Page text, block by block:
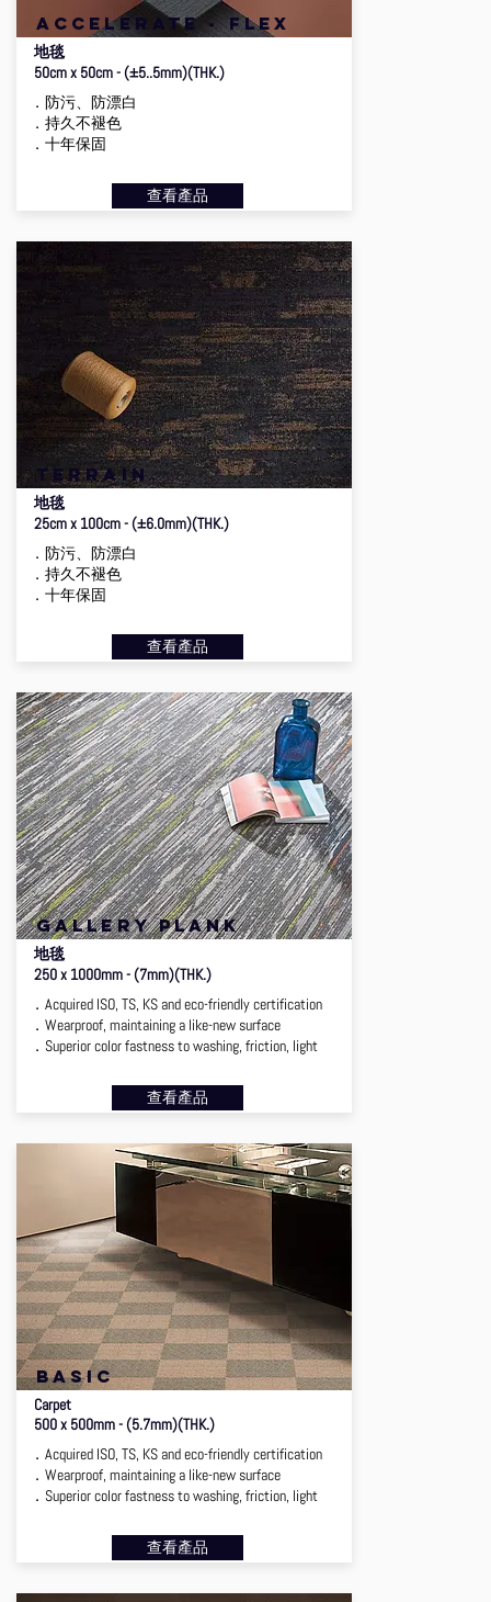
accelerate - flex
地毯
50cm x 50cm - (±5..5mm)(THK.)
．防污、防漂白
．持久不褪色
．十年保固
查看產品
terrain
地毯
25cm x 100cm - (±6.0mm)(THK.)
．防污、防漂白
．持久不褪色
．十年保固
查看產品
gallery plank
地毯
250 x 1000mm - (7mm)(THK.)
．Acquired ISO, TS, KS and eco-friendly certification
．Wearproof, maintaining a like-new surface
．Superior color fastness to washing, friction, light
查看產品
BASIC
Carpet
500 x 500mm - (5.7mm)(THK.)
．Acquired ISO, TS, KS and eco-friendly certification
．Wearproof, maintaining a like-new surface
．Superior color fastness to washing, friction, light
查看產品